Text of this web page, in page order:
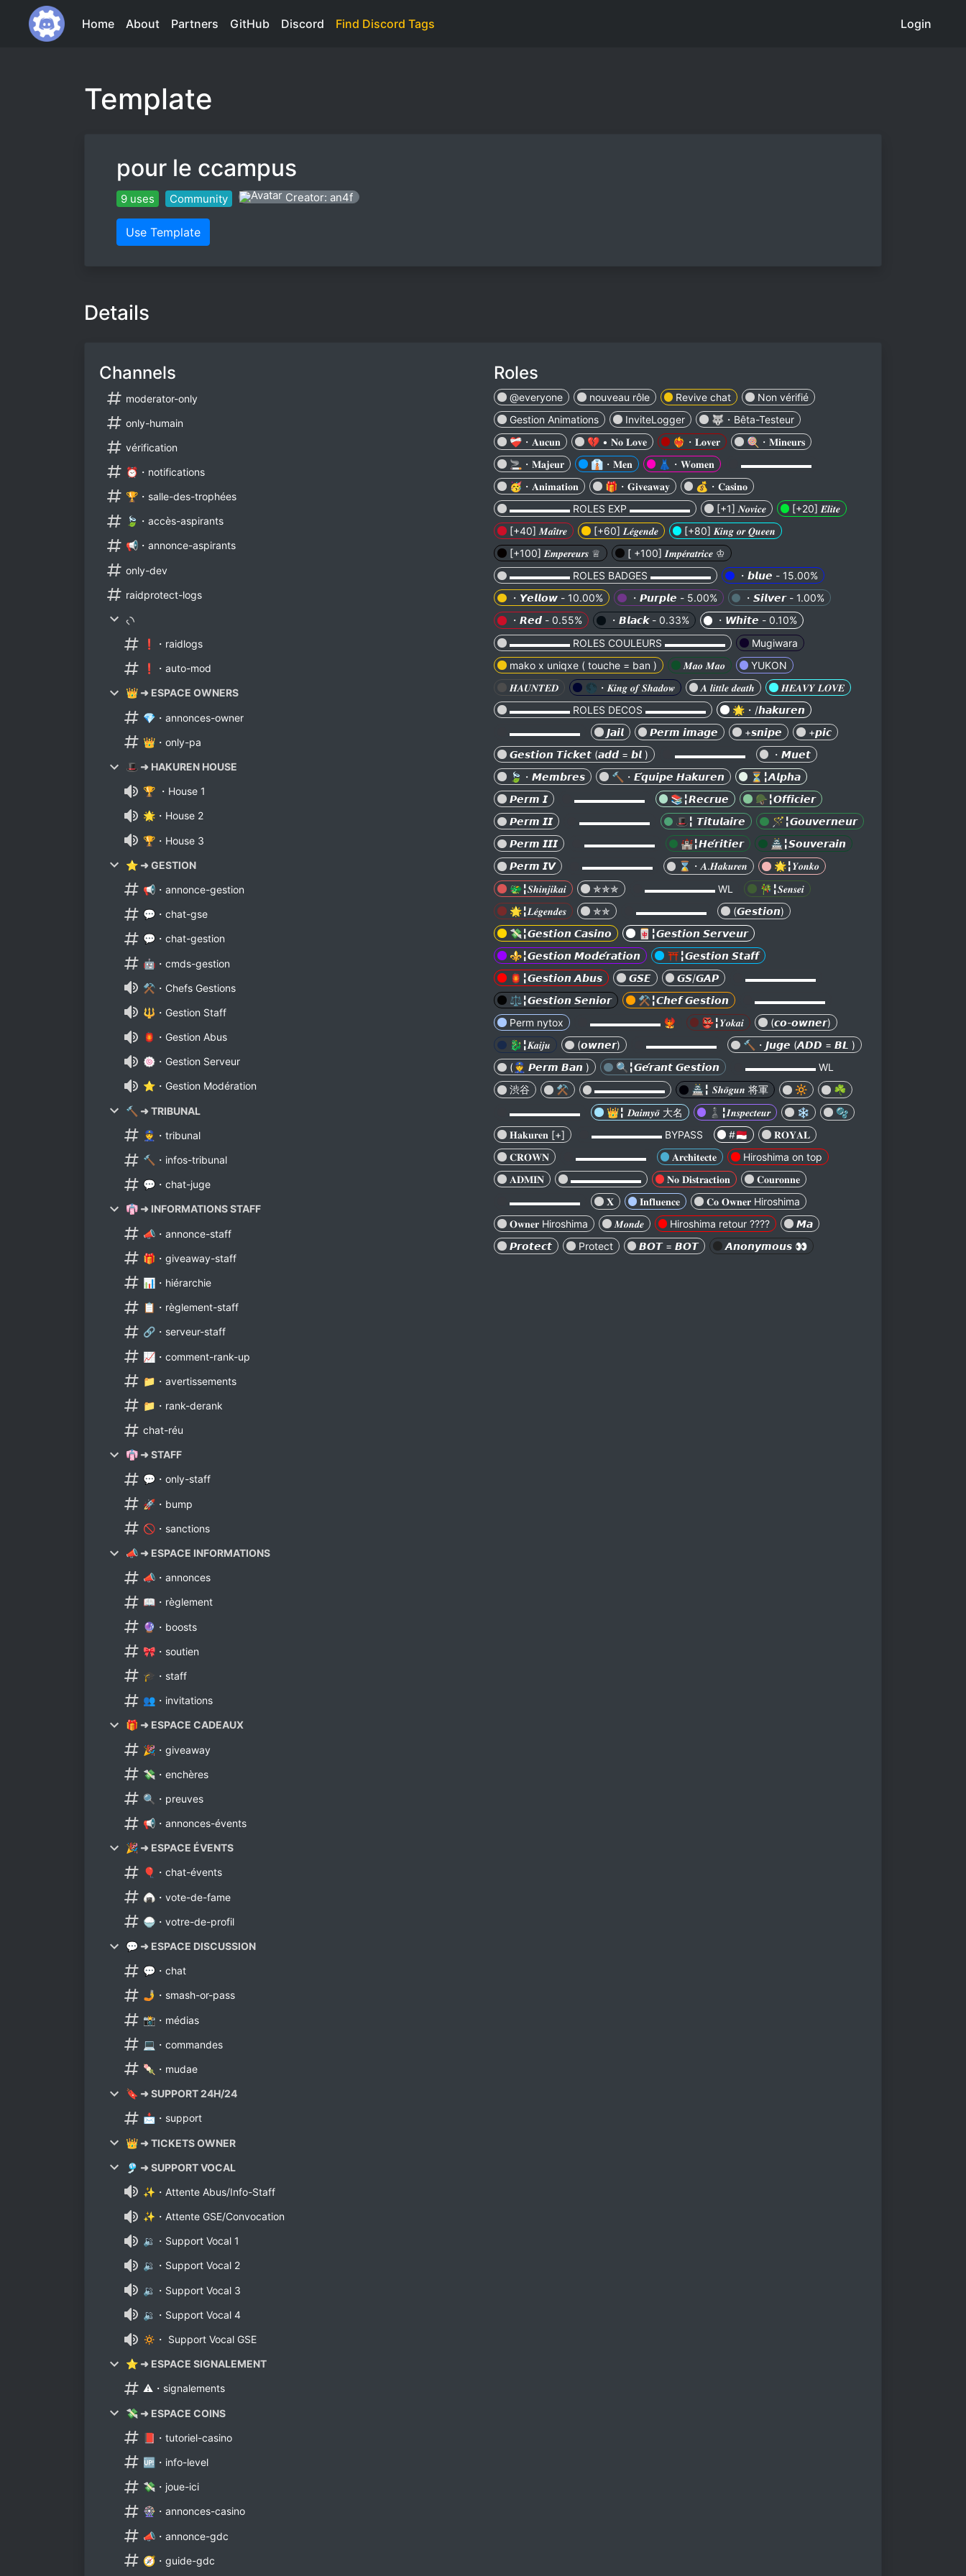
Home About Partners GitHub Discord Find Discord Tags Login
Template
pour le ccampus
9 uses Community Creator: an4f
Use Template
Details
Channels
moderator-only
only-humain
vérification
⏰・notifications
🏆・salle-des-trophées
🍃・accès-aspirants
📢・annonce-aspirants
only-dev
raidprotect-logs
৻৲
❗・raidlogs
❗・auto-mod
👑 ➜ ESPACE OWNERS
💎・annonces-owner
👑・only-pa
🎩 ➜ HAKUREN HOUSE
🏆 ・House 1
🌟・House 2
🏆・House 3
⭐ ➜ GESTION
📢・annonce-gestion
💬・chat-gse
💬・chat-gestion
🤖・cmds-gestion
⚒・Chefs Gestions
🔱・Gestion Staff
🏮・Gestion Abus
🍥・Gestion Serveur
⭐・Gestion Modération
🔨 ➜ TRIBUNAL
👮・tribunal
🔨・infos-tribunal
💬・chat-juge
👘 ➜ INFORMATIONS STAFF
📣・annonce-staff
🎁・giveaway-staff
📊・hiérarchie
📋・règlement-staff
🔗・serveur-staff
📈・comment-rank-up
📁・avertissements
📁・rank-derank
chat-réu
👘 ➜ STAFF
💬・only-staff
🚀・bump
🚫・sanctions
📣 ➜ ESPACE INFORMATIONS
📣・annonces
📖・règlement
🔮・boosts
🎀・soutien
🎓・staff
👥・invitations
🎁 ➜ ESPACE CADEAUX
🎉・giveaway
💸・enchères
🔍・preuves
📢・annonces-évents
🎉 ➜ ESPACE ÉVENTS
🎈・chat-évents
🍙・vote-de-fame
🍚・votre-de-profil
💬 ➜ ESPACE DISCUSSION
💬・chat
🤳・smash-or-pass
📸・médias
💻・commandes
🍡・mudae
🔖 ➜ SUPPORT 24H/24
📩・support
👑 ➜ TICKETS OWNER
🎐 ➜ SUPPORT VOCAL
✨・Attente Abus/Info-Staff
✨・Attente GSE/Convocation
🔉・Support Vocal 1
🔉・Support Vocal 2
🔉・Support Vocal 3
🔉・Support Vocal 4
🔅・ Support Vocal GSE
⭐ ➜ ESPACE SIGNALEMENT
⚠・signalements
💸 ➜ ESPACE COINS
📕・tutoriel-casino
🆙・info-level
💸・joue-ici
🎡・annonces-casino
📣・annonce-gdc
🧭・guide-gdc
Roles
@everyone nouveau rôle Revive chat
Non vérifié
Gestion Animations
InviteLogger
🐺・Bêta-Testeur
❤️‍🩹・𝐀𝐮𝐜𝐮𝐧
💔 • 𝐍𝐨 𝐋𝐨𝐯𝐞 ❤️‍🔥・𝐋𝐨𝐯𝐞𝐫
🍭・𝐌𝐢𝐧𝐞𝐮𝐫𝐬
🚬・𝐌𝐚𝐣𝐞𝐮𝐫
👔・𝐌𝐞𝐧 👗・𝐖𝐨𝐦𝐞𝐧
▬▬▬▬▬▬▬
🥳・𝐀𝐧𝐢𝐦𝐚𝐭𝐢𝐨𝐧
🎁・𝐆𝐢𝐯𝐞𝐚𝐰𝐚𝐲
💰・𝐂𝐚𝐬𝐢𝐧𝐨
▬▬▬▬▬▬ ROLES EXP ▬▬▬▬▬▬
[+1] 𝑵𝒐𝒗𝒊𝒄𝒆
[+20] 𝑬́𝒍𝒊𝒕𝒆
[+40] 𝑴𝒂𝒊̂𝒕𝒓𝒆
[+60] 𝑳𝒆́𝒈𝒆𝒏𝒅𝒆
[+80] 𝑲𝒊𝒏𝒈 𝒐𝒓 𝑸𝒖𝒆𝒆𝒏
[+100] 𝑬𝒎𝒑𝒆𝒓𝒆𝒖𝒓𝒔 ♕
[ +100] 𝑰𝒎𝒑𝒆́𝒓𝒂𝒕𝒓𝒊𝒄𝒆 ♔
▬▬▬▬▬▬ ROLES BADGES ▬▬▬▬▬▬
・𝙗𝙡𝙪𝙚 - 15.00%
・𝙔𝙚𝙡𝙡𝙤𝙬 - 10.00%
・𝙋𝙪𝙧𝙥𝙡𝙚 - 5.00%
・𝙎𝙞𝙡𝙫𝙚𝙧 - 1.00%
・𝙍𝙚𝙙 - 0.55%
・𝘽𝙡𝙖𝙘𝙠 - 0.33%
・𝙒𝙝𝙞𝙩𝙚 - 0.10%
▬▬▬▬▬▬ ROLES COULEURS ▬▬▬▬▬▬
Mugiwara
mako x uniqxe ( touche = ban )
𝑴𝒂𝒐 𝑴𝒂𝒐
YUKON
𝑯𝑨𝑼𝑵𝑻𝑬𝑫
🌑・𝑲𝒊𝒏𝒈 𝒐𝒇 𝑺𝒉𝒂𝒅𝒐𝒘 𝑨 𝒍𝒊𝒕𝒕𝒍𝒆 𝒅𝒆𝒂𝒕𝒉
𝑯𝑬𝑨𝑽𝒀 𝑳𝑶𝑽𝑬
▬▬▬▬▬▬ ROLES DECOS ▬▬▬▬▬▬
🌟・/𝙝𝙖𝙠𝙪𝙧𝙚𝙣
▬▬▬▬▬▬▬
𝙅𝙖𝙞𝙡 𝙋𝙚𝙧𝙢 𝙞𝙢𝙖𝙜𝙚 +𝙨𝙣𝙞𝙥𝙚
+𝙥𝙞𝙘
𝙂𝙚𝙨𝙩𝙞𝙤𝙣 𝙏𝙞𝙘𝙠𝙚𝙩 (𝙖𝙙𝙙 = 𝙗𝙡 )
▬▬▬▬▬▬▬
・𝙈𝙪𝙚𝙩
🍃・𝙈𝙚𝙢𝙗𝙧𝙚𝙨
🔨・𝙀́𝙦𝙪𝙞𝙥𝙚 𝙃𝙖𝙠𝙪𝙧𝙚𝙣
⏳╏𝘼𝙡𝙥𝙝𝙖
𝙋𝙚𝙧𝙢 𝙄
▬▬▬▬▬▬▬ 📚╏𝙍𝙚𝙘𝙧𝙪𝙚
🪖╏𝙊𝙛𝙛𝙞𝙘𝙞𝙚𝙧
𝙋𝙚𝙧𝙢 𝙄𝙄
▬▬▬▬▬▬▬ 🎩╏ 𝙏𝙞𝙩𝙪𝙡𝙖𝙞𝙧𝙚
🪄╏𝙂𝙤𝙪𝙫𝙚𝙧𝙣𝙚𝙪𝙧
𝙋𝙚𝙧𝙢 𝙄𝙄𝙄
▬▬▬▬▬▬▬ 🏰╏𝙃𝙚́𝙧𝙞𝙩𝙞𝙚𝙧
🏯╏𝙎𝙤𝙪𝙫𝙚𝙧𝙖𝙞𝙣
𝙋𝙚𝙧𝙢 𝙄𝙑
▬▬▬▬▬▬▬ ⌛・𝑨.𝑯𝒂𝒌𝒖𝒓𝒆𝒏
🌟╏𝒀𝒐𝒏𝒌𝒐
🐲╏𝑺𝒉𝒊𝒏𝒋𝒊𝒌𝒂𝒊
✯✯✯ ▬▬▬▬▬▬▬ WL
🎋╏𝑺𝒆𝒏𝒔𝒆𝒊
🌟╏𝑳𝒆́𝒈𝒆𝒏𝒅𝒆𝒔
✯✯ ▬▬▬▬▬▬▬
(𝙂𝙚𝙨𝙩𝙞𝙤𝙣)
💸╏𝙂𝙚𝙨𝙩𝙞𝙤𝙣 𝘾𝙖𝙨𝙞𝙣𝙤
🀄╏𝙂𝙚𝙨𝙩𝙞𝙤𝙣 𝙎𝙚𝙧𝙫𝙚𝙪𝙧
⚜️╏𝙂𝙚𝙨𝙩𝙞𝙤𝙣 𝙈𝙤𝙙𝙚́𝙧𝙖𝙩𝙞𝙤𝙣
⛩️╏𝙂𝙚𝙨𝙩𝙞𝙤𝙣 𝙎𝙩𝙖𝙛𝙛
🏮╏𝙂𝙚𝙨𝙩𝙞𝙤𝙣 𝘼𝙗𝙪𝙨
𝙂𝙎𝙀 𝙂𝙎/𝙂𝘼𝙋
▬▬▬▬▬▬▬
⚖️╏𝙂𝙚𝙨𝙩𝙞𝙤𝙣 𝙎𝙚𝙣𝙞𝙤𝙧
⚒️╏𝘾𝙝𝙚𝙛 𝙂𝙚𝙨𝙩𝙞𝙤𝙣
▬▬▬▬▬▬▬
Perm nytox
▬▬▬▬▬▬▬ 🐦‍🔥 👺╏𝒀𝒐𝒌𝒂𝒊
(𝙘𝙤-𝙤𝙬𝙣𝙚𝙧)
🐉╏𝑲𝒂𝒊𝒋𝒖
(𝙤𝙬𝙣𝙚𝙧) ▬▬▬▬▬▬▬
🔨・𝙅𝙪𝙜𝙚 (𝘼𝘿𝘿 = 𝘽𝙇 )
(👮 𝙋𝙚𝙧𝙢 𝘽𝙖𝙣 )
🔍╏𝙂𝙚́𝙧𝙖𝙣𝙩 𝙂𝙚𝙨𝙩𝙞𝙤𝙣
▬▬▬▬▬▬▬ WL
渋谷
⚒️ ▬▬▬▬▬▬▬ 🏯╏ 𝑺𝒉𝒐̄𝒈𝒖𝒏 将軍 🔆
☘
▬▬▬▬▬▬▬
👑╏ 𝑫𝒂𝒊𝒎𝒚𝒐̄ 大名 ♟️╏𝑰𝒏𝒔𝒑𝒆𝒄𝒕𝒆𝒖𝒓 ❄️
🫧
𝐇𝐚𝐤𝐮𝐫𝐞𝐧 [+]
▬▬▬▬▬▬▬ BYPASS #🇲🇨
𝐑𝐎𝐘𝐀𝐋
𝐂𝐑𝐎𝐖𝐍
▬▬▬▬▬▬▬ 𝐀𝐫𝐜𝐡𝐢𝐭𝐞𝐜𝐭𝐞
Hiroshima on top
𝐀𝐃𝐌𝐈𝐍
▬▬▬▬▬▬▬ 𝐍𝐨 𝐃𝐢𝐬𝐭𝐫𝐚𝐜𝐭𝐢𝐨𝐧
𝐂𝐨𝐮𝐫𝐨𝐧𝐧𝐞
▬▬▬▬▬▬▬
𝐗 𝐈𝐧𝐟𝐥𝐮𝐞𝐧𝐜𝐞
𝐂𝐨 𝐎𝐰𝐧𝐞𝐫 Hiroshima
𝐎𝐰𝐧𝐞𝐫 Hiroshima
𝑴𝒐𝒏𝒅𝒆 Hiroshima retour ????
𝙈𝙖
𝙋𝙧𝙤𝙩𝙚𝙘𝙩
Protect 𝘽𝙊𝙏 = 𝘽𝙊𝙏 𝘼𝙣𝙤𝙣𝙮𝙢𝙤𝙪𝙨 👀